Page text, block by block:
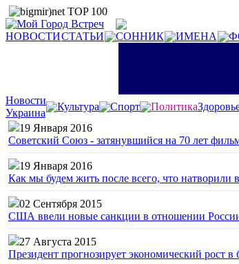
НОВОСТИСТАТЬИ СОННИК ИМЕНА
Новости
Украина
Культура Спорт Политика
19 Января 2016
Советский Союз - затянувшийся на 70 лет
19 Января 2016
Как мы будем жить после всего, что натворили
02 Сентября 2015
США ввели новые санкции в отношении
27 Августа 2015
Президент прогнозирует экономический рост